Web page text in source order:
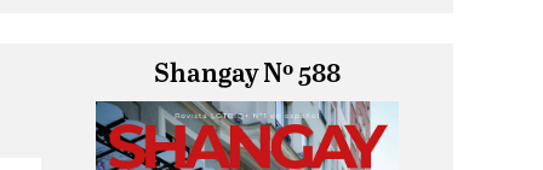
Shangay Nº 588